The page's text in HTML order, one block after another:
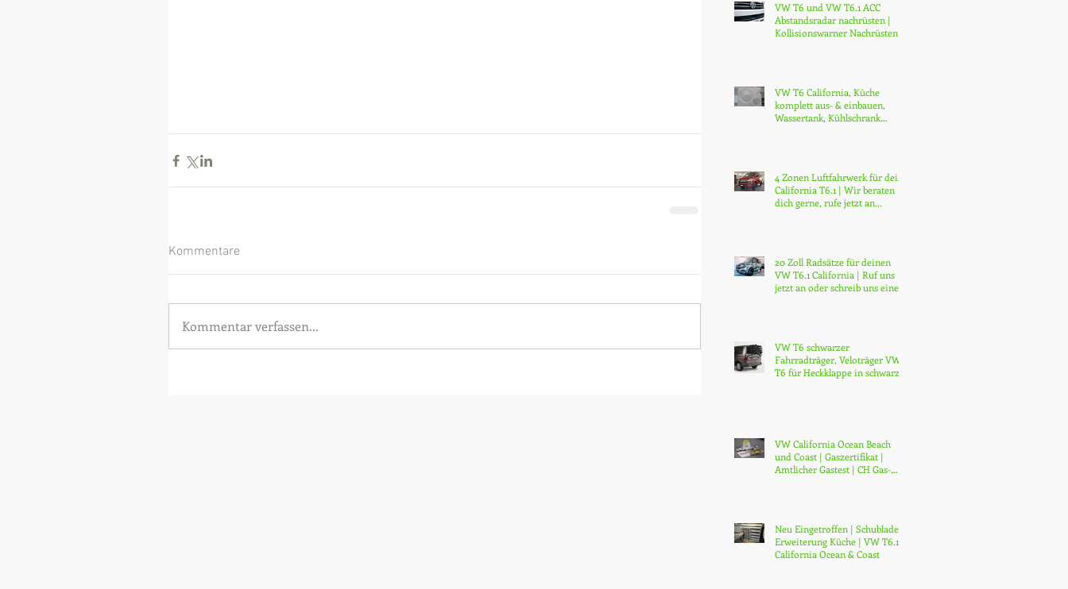
Kommentare
Kommentar verfassen...
VW T6 und VW T6.1 ACC
Abstandsradar nachrüsten |
Kollisionswarner Nachrüsten |
VW T6 California, Küche
komplett aus- & einbauen,
Wassertank, Kühlschrank
4 Zonen Luftfahrwerk für dein
California T6.1 | Wir beraten
dich gerne, rufe jetzt an...
20 Zoll Radsätze für deinen
VW T6.1 California | Ruf uns
jetzt an oder schreib uns eine
VW T6 schwarzer
Fahrradträger, Veloträger VW
T6 für Heckklappe in schwarz
VW California Ocean Beach
und Coast | Gaszertifikat |
Amtlicher Gastest | CH Gas-
Neu Eingetroffen | Schubladen
Erweiterung Küche | VW T6.1
California Ocean & Coast